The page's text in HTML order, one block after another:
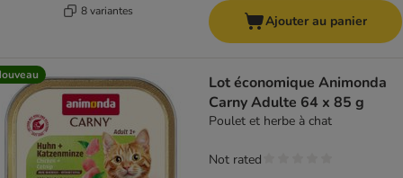
8 variantes
Ajouter au panier
Lot économique Animonda
Carny Adulte 64 x 85 g
Poulet et herbe à chat
Not rated